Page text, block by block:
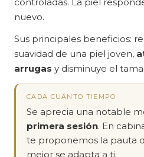
nuevo.
Sus principales beneficios:
suavidad de una piel joven,
arrugas y disminuye el
CADA CUÁNTO TIEMPO
Se aprecia una notable
primera sesión. En
te proponemos la pauta
mejor se adapta a ti.